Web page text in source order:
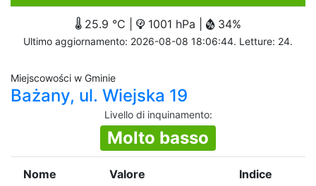
25.9 °C | 1001 hPa | 34%
Ultimo aggiornamento: 2026-08-08 18:06:44. Letture: 24.
Miejscowości w Gminie
Bażany, ul. Wiejska 19
Livello di inquinamento:
Molto basso
Nome Valore Indice